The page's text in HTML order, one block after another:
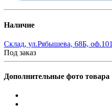
Наличие
Склад, ул.Рябышева, 68Б, оф.101
Под заказ
Дополнительные фото товара